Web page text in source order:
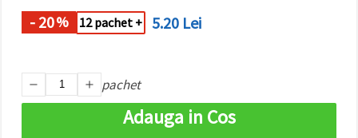
selectând
făcând clic
pe butonul
"Salvați"
- 20% 12 pachet + 5.20 Lei
pachet
Adauga in Cos